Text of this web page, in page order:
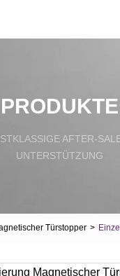
PRODUKTE
AFTER-
UNTERSTÜTZUNG
Türstopper >